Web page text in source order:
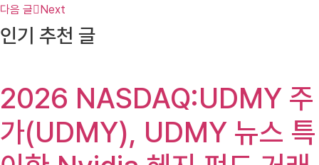
다음 글
Next
인기 추천 글
2026 NASDAQ:UDMY 주
가(UDMY), UDMY 뉴스 특